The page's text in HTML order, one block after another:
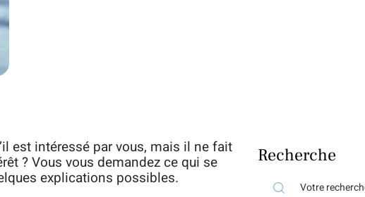
est intéressé par vous, mais il ne fait
? Vous vous demandez ce qui se
explications possibles.
Recherche